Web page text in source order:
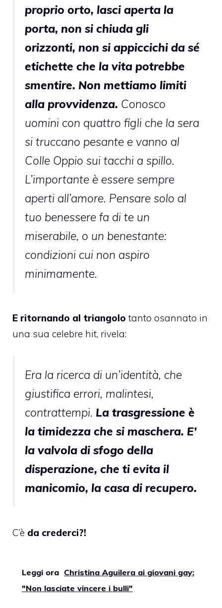
proprio orto, lasci aperta la
porta, non si chiuda gli
orizzonti, non si appiccichi da sé
etichette che la vita potrebbe
smentire. Non mettiamo limiti
alla provvidenza. Conosco
uomini con quattro figli che la sera
si truccano pesante e vanno al
Colle Oppio sui tacchi a spillo.
L’importante è essere sempre
aperti all’amore. Pensare solo al
tuo benessere fa di te un
miserabile, o un benestante:
condizioni cui non aspiro
minimamente.
E ritornando al triangolo tanto osannato in
una sua celebre hit, rivela:
Era la ricerca di un’identità, che
giustifica errori, malintesi,
contrattempi. La trasgressione è
la timidezza che si maschera. E’
la valvola di sfogo della
disperazione, che ti evita il
manicomio, la casa di recupero.
C’è da crederci?!
Leggi ora Christina Aguilera ai giovani gay:
"Non lasciate vincere i bulli"